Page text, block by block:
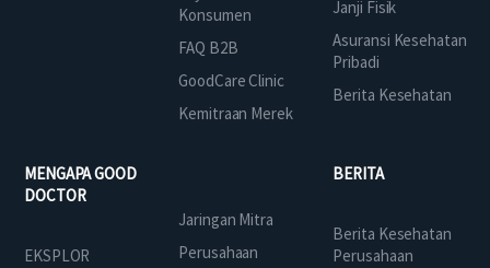
Konsumen
FAQ B2B
GoodCare Clinic
Kemitraan Merek
Janji Fisik
Asuransi Kesehatan
Pribadi
Berita Kesehatan
MENGAPA GOOD
DOCTOR
EKSPLOR
Jaringan Mitra
Perusahaan
BERITA
Berita Kesehatan
Perusahaan